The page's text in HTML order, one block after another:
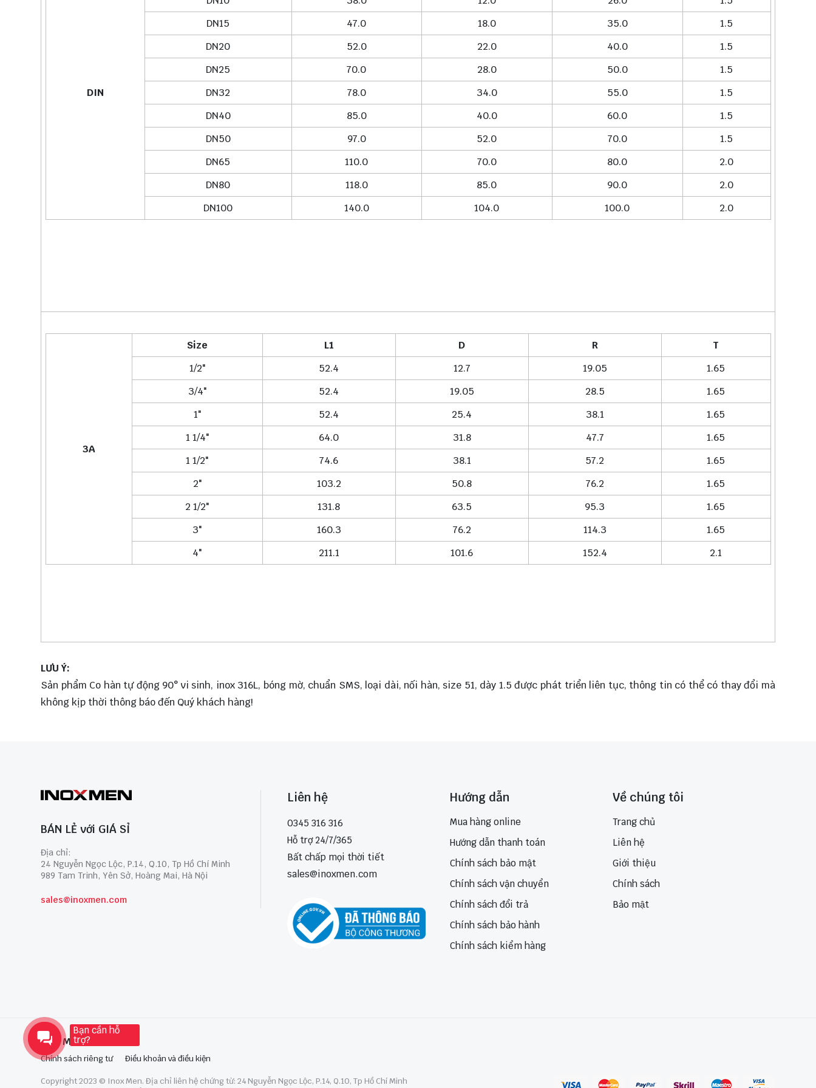
DIN
DN15
47.0 18.0 35.0
1.5
DN20
52.0 22.0 40.0
1.5
DN25
70.0 28.0 50.0
1.5
DN32
78.0 34.0 55.0
1.5
DN40
85.0 40.0 60.0
1.5
DN50
97.0 52.0 70.0
1.5
DN65
110.0 70.0 80.0
2.0
DN80
118.0 85.0 90.0
2.0
DN100
140.0 104.0 100.0 2.0
3A
Size L1 D R
T
1/2"
52.4 12.7 19.05
1.65
3/4"
52.4 19.05 28.5
1.65
1"
52.4 25.4 38.1
1.65
1 1/4"
64.0 31.8 47.7
1.65
1 1/2"
74.6 38.1 57.2
1.65
2"
103.2 50.8 76.2
1.65
2 1/2"
131.8 63.5 95.3
1.65
3"
160.3 76.2 114.3
1.65
4"
211.1 101.6 152.4 2.1
LƯU Ý:
Sản phẩm Co hàn tự động 90° vi sinh, inox 316L, bóng mờ, chuẩn SMS, loại dài, nối hàn, size 51, dày 1.5 được phát triển liên tục, thông tin có thể có thay đổi mà
không kịp thời thông báo đến Quý khách hàng!
BÁN LẺ với GIÁ SỈ
Địa chỉ:
24 Nguyễn Ngọc Lộc, P.14, Q.10, Tp Hồ Chí Minh
989 Tam Trinh, Yên Sở, Hoàng Mai, Hà Nội
sales@inoxmen.com
Liên hệ
0345 316 316
Hỗ trợ 24/7/365
Bất chấp mọi thời tiết
sales@inoxmen.com
Hướng dẫn
Mua hàng online
Hướng dẫn thanh toán
Chính sách bảo mật
Chính sách vận chuyển
Chính sách đổi trả
Chính sách bảo hành
Chính sách kiểm hàng
Về chúng tôi
Trang chủ
Liên hệ
Giới thiệu
Chính sách
Bảo mật
Inox Men
Chính sách riêng tư Điều khoản và điều kiện
Copyright 2023 © Inox Men. Địa chỉ liên hệ chứng từ: 24 Nguyễn Ngọc Lộc, P.14, Q.10, Tp Hồ Chí Minh
Bạn cần hỗ
trợ?